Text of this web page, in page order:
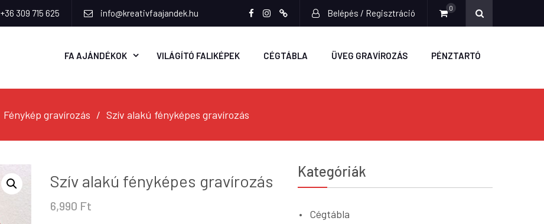
+36 309 715 625 info@kreativfaajandek.hu Belépés / Regisztráció 0
FA AJÁNDÉKOK VILÁGÍTÓ FALIKÉPEK CÉGTÁBLA ÜVEG GRAVÍROZÁS PÉNZTARTÓ
Fénykép gravírozás Szív alakú fényképes gravírozás
Szív alakú fényképes gravírozás
6,990 Ft
Kategóriák
Cégtábla